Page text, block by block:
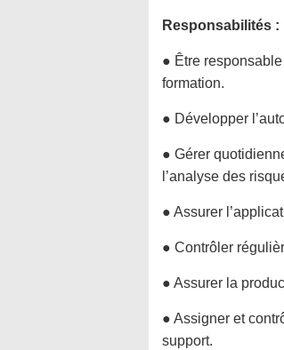
Responsabilités :
● Être
formation.
● Développer
● Gérer
l’analyse des
● Assurer
● Contrôler
● Assurer la
● Assigner et
support.